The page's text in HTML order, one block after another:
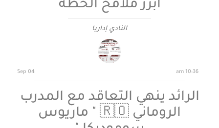
أبرز ملامح الخطة
النادي إداريا
الرائد ينهي التعاقد مع المدرب
الروماني 🇷🇴 " ماريوس